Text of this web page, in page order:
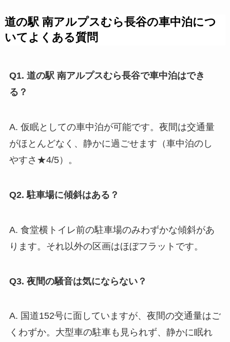
道の駅 南アルプスむら長谷の車中泊につ
いてよくある質問
Q1. 道の駅 南アルプスむら長谷で車中泊はでき
る？
A. 仮眠としての車中泊が可能です。夜間は交通量
がほとんどなく、静かに過ごせます（車中泊のし
やすさ★4/5）。
Q2. 駐車場に傾斜はある？
A. 食堂横トイレ前の駐車場のみわずかな傾斜があ
ります。それ以外の区画はほぼフラットです。
Q3. 夜間の騒音は気にならない？
A. 国道152号に面していますが、夜間の交通量はご
くわずか。大型車の駐車も見られず、静かに眠れ